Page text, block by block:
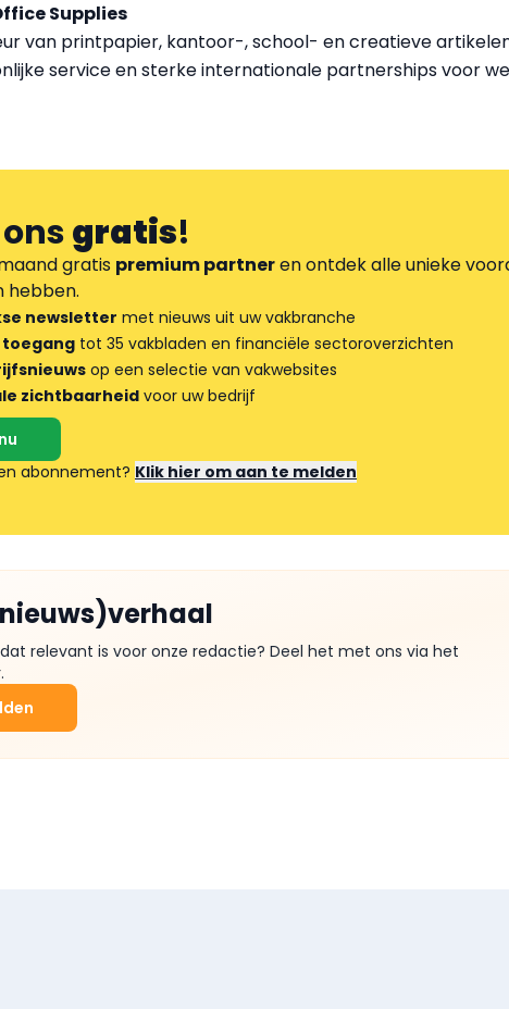
Supplies
van printpapier, kantoor-, school- en creatieve
service en sterke internationale partnerships voor
gratis!
gratis premium partneren ontdek alle unieke
hebben.
newsletter met nieuws uit uw vakbranche
tot 35 vakbladen en financiële sectoroverzichten
op een selectie van vakwebsites
zichtbaarheidvoor uw bedrijf
abonnement? Klik hier om aan te melden
relevant is voor onze redactie? Deel het met ons via het